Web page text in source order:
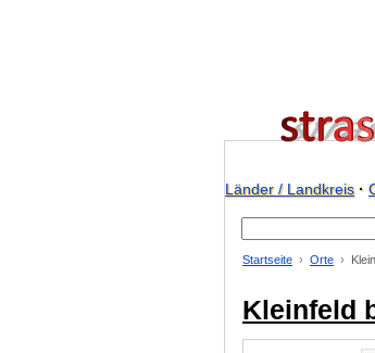
Länder / Landkreis·
Startseite Orte
Kleinfeld